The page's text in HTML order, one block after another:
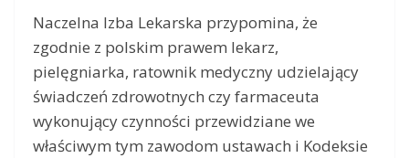
Naczelna Izba Lekarska przypomina, że
zgodnie z polskim prawem lekarz,
pielęgniarka, ratownik medyczny udzielający
świadczeń zdrowotnych czy farmaceuta
wykonujący czynności przewidziane we
właściwym tym zawodom ustawach i Kodeksie